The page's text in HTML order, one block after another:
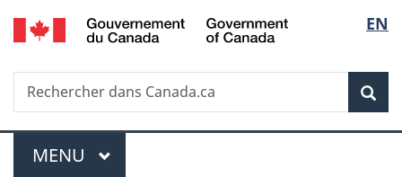
Passer
au
principal
Passer
à
Au
du
Passer
à
version
simplifiée
de
la
EN
Recherche
Rechercher
dans
Menu
MENU PRINCIPAL